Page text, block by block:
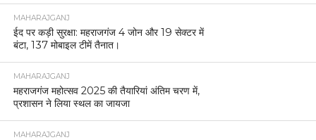
MAHARAJGANJ
ईद पर कड़ी सुरक्षा: महराजगंज 4 जोन और 19 सेक्टर में
बंटा, 137 मोबाइल टीमें तैनात।
MAHARAJGANJ
महराजगंज महोत्सव 2025 की तैयारियां अंतिम चरण में,
प्रशासन ने लिया स्थल का जायजा
MAHARAJGANJ